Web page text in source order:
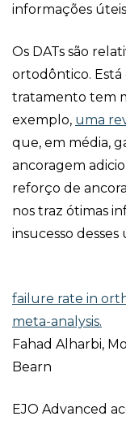
informações
Os DATs são
ortodôntico. Está
tratamento tem
exemplo, uma
que, em média,
ancoragem
reforço de
nos traz ótimas
insucesso desses
failure rate in
meta-analysis.
Fahad Alharbi,
Bearn
EJO Advanced